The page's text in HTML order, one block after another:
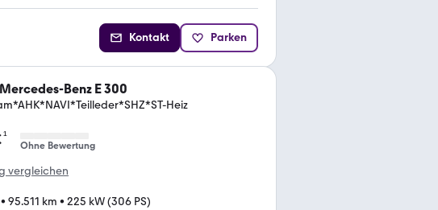
Kontakt Parken
Mercedes-Benz E 300
Heiz
¹
Ohne Bewertung
vergleichen
• 95.511 km • 225 kW (306 PS)